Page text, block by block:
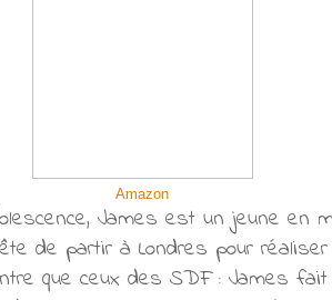
Amazon
James est un jeune en
de partir à Londres pour
que ceux des SDF : James